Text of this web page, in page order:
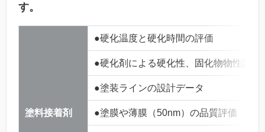
す。
塗料接着剤
●硬化温度と硬化時間の評価
●硬化剤による硬化性、固化物物性評価
●塗装ラインの設計データ
●塗膜や薄膜（50nm）の品質評価